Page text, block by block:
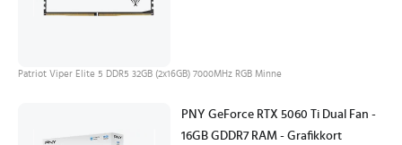
Patriot Viper Elite 5 DDR5 32GB (2x16GB) 7000MHz RGB Minne
PNY GeForce RTX 5060 Ti Dual Fan -
16GB GDDR7 RAM - Grafikkort